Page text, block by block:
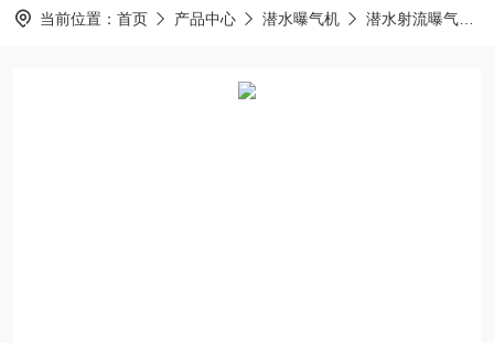
当前位置： 首页 产品中心 潜水曝气机 潜水射流曝气机